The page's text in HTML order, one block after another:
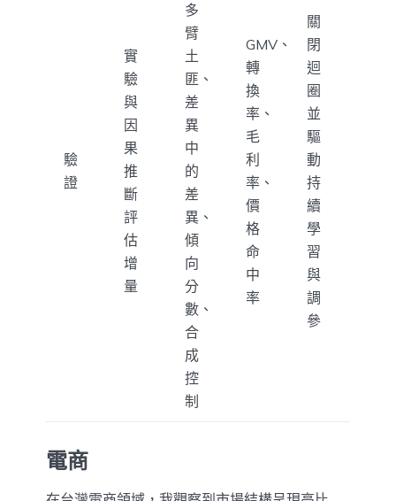
驗
證
實
驗
與
因
果
推
斷
評
估
增
量
多
臂
土
匪、
差
異
中
的
差
異、
傾
向
分
數、
合
成
控
制
GMV、
轉
換
率、
毛
利
率、
價
格
命
中
率
關
閉
迴
圈
並
驅
動
持
續
學
習
與
調
參
電商